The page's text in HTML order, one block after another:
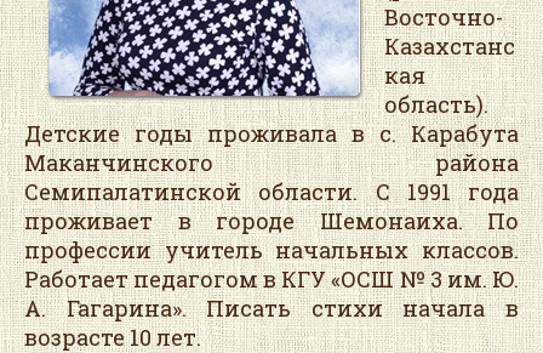
Восточно-
Казахстанс
кая
область).
Детские годы проживала в с. Карабута
Маканчинского района
Семипалатинской области. С 1991 года
проживает в городе Шемонаиха. По
профессии учитель начальных классов.
Работает педагогом в КГУ «ОСШ № 3 им. Ю.
А. Гагарина». Писать стихи начала в
возрасте 10 лет.